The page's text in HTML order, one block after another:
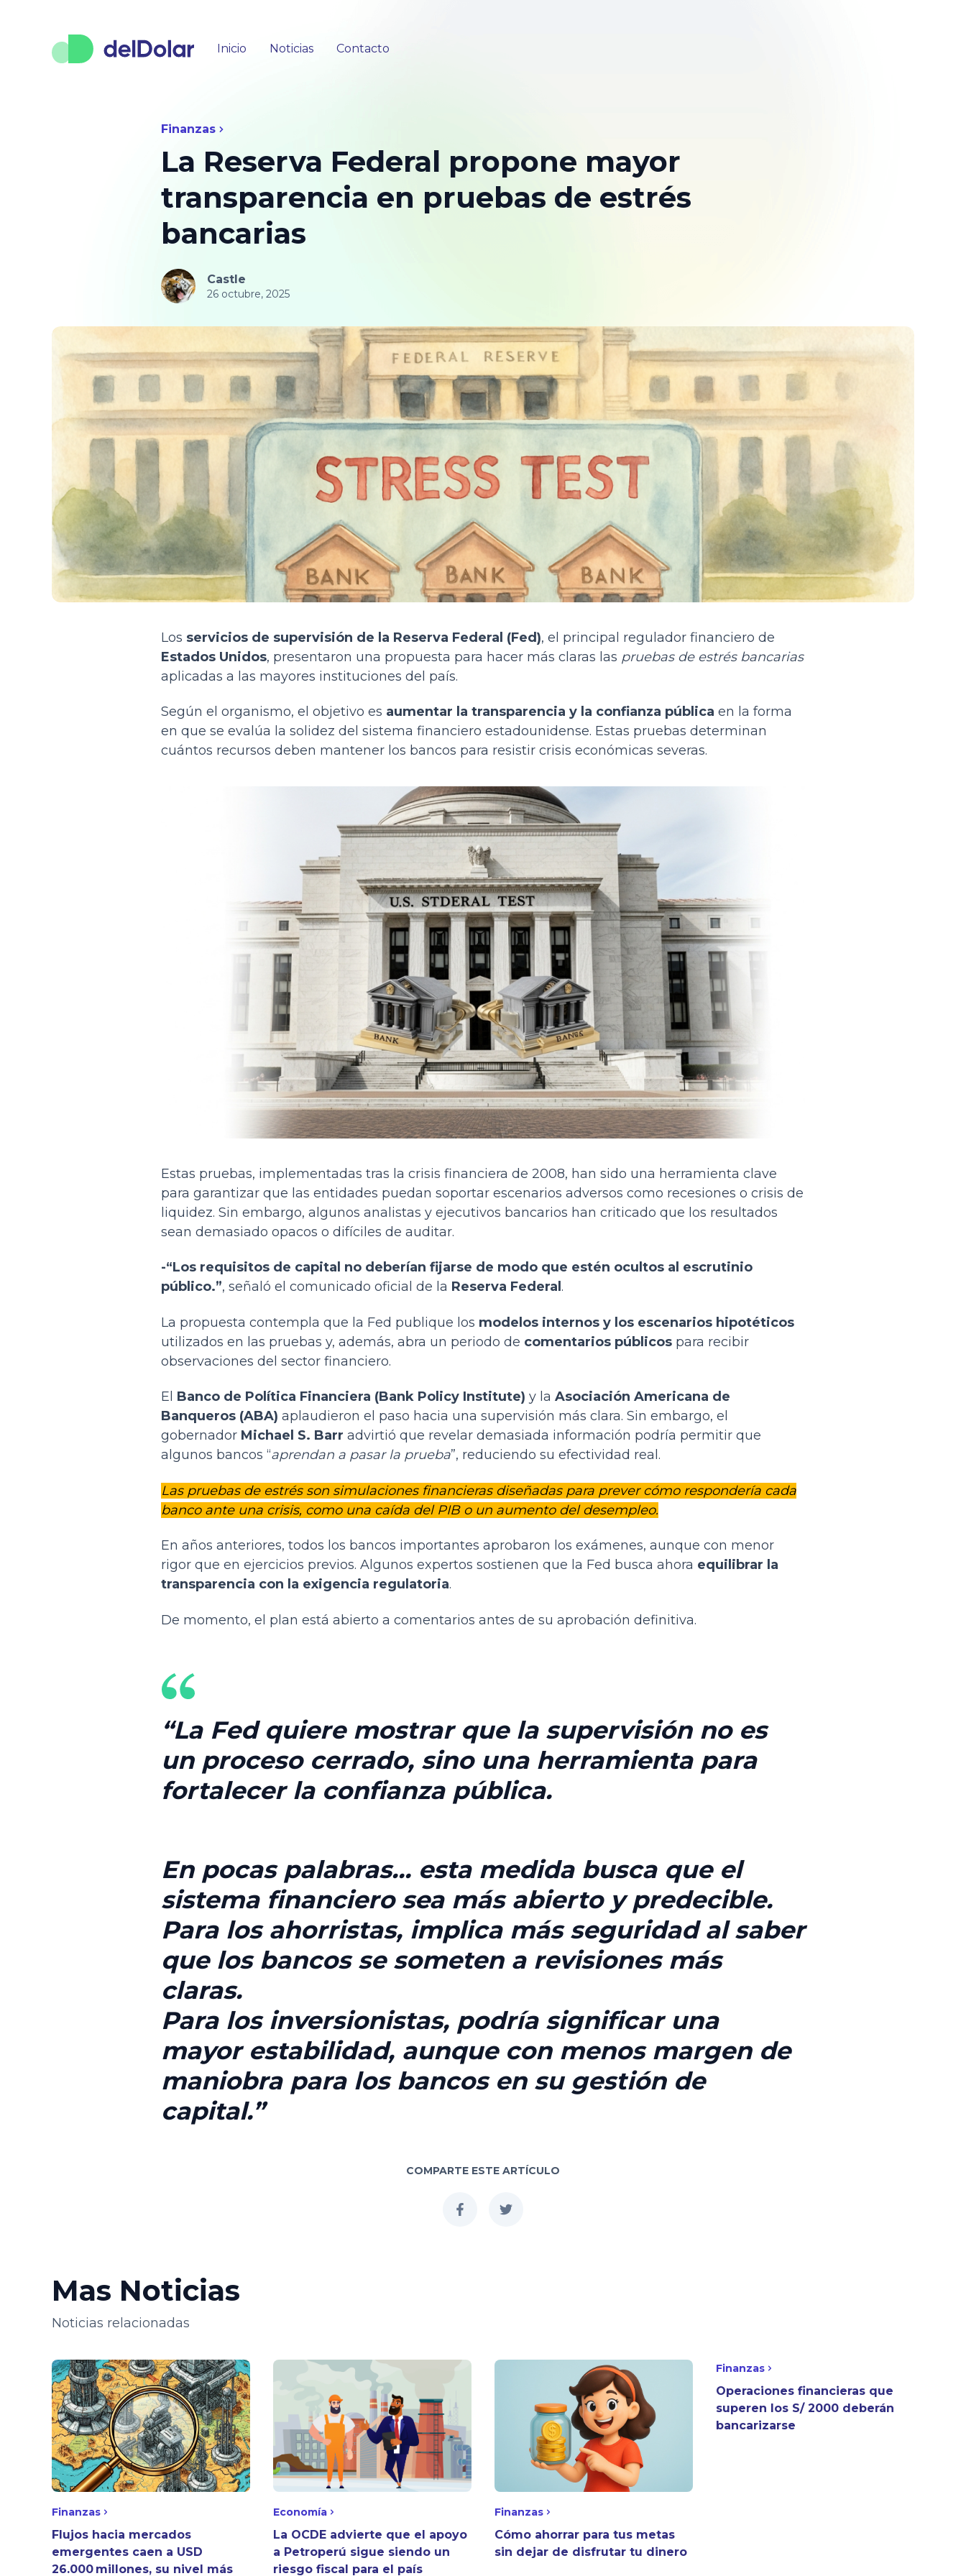
Inicio Noticias Contacto
Finanzas
La Reserva Federal propone mayor
transparencia en pruebas de estrés
bancarias
Castle
26 octubre, 2025
Los servicios de supervisión de la Reserva Federal (Fed), el principal regulador financiero de
Estados Unidos, presentaron una propuesta para hacer más claras las pruebas de estrés bancarias
aplicadas a las mayores instituciones del país.
Según el organismo, el objetivo es aumentar la transparencia y la confianza pública en la forma
en que se evalúa la solidez del sistema financiero estadounidense. Estas pruebas determinan
cuántos recursos deben mantener los bancos para resistir crisis económicas severas.
Estas pruebas, implementadas tras la crisis financiera de 2008, han sido una herramienta clave
para garantizar que las entidades puedan soportar escenarios adversos como recesiones o crisis de
liquidez. Sin embargo, algunos analistas y ejecutivos bancarios han criticado que los resultados
sean demasiado opacos o difíciles de auditar.
-“Los requisitos de capital no deberían fijarse de modo que estén ocultos al escrutinio
público.”, señaló el comunicado oficial de la Reserva Federal .
La propuesta contempla que la Fed publique los modelos internos y los escenarios hipotéticos
utilizados en las pruebas y, además, abra un periodo de comentarios públicos para recibir
observaciones del sector financiero.
El Banco de Política Financiera (Bank Policy Institute) y la Asociación Americana de
Banqueros (ABA) aplaudieron el paso hacia una supervisión más clara. Sin embargo, el
gobernador Michael S. Barr advirtió que revelar demasiada información podría permitir que
algunos bancos “aprendan a pasar la prueba”, reduciendo su efectividad real.
Las pruebas de estrés son simulaciones financieras diseñadas para prever cómo respondería cada
banco ante una crisis, como una caída del PIB o un aumento del desempleo.
En años anteriores, todos los bancos importantes aprobaron los exámenes, aunque con menor
rigor que en ejercicios previos. Algunos expertos sostienen que la Fed busca ahora equilibrar la
transparencia con la exigencia regulatoria.
De momento, el plan está abierto a comentarios antes de su aprobación definitiva.
La Fed quiere mostrar que la supervisión no es
un proceso cerrado, sino una herramienta para
fortalecer la confianza pública.
En pocas palabras… esta medida busca que el
sistema financiero sea más abierto y predecible.
Para los ahorristas, implica más seguridad al saber
que los bancos se someten a revisiones más
claras.
Para los inversionistas, podría significar una
mayor estabilidad, aunque con menos margen de
maniobra para los bancos en su gestión de
capital.
COMPARTE ESTE ARTÍCULO
facebooktwitter
Mas Noticias
Noticias relacionadas
Finanzas
Flujos hacia mercados
emergentes caen a USD
26.000 millones, su nivel más
Economía
La OCDE advierte que el apoyo
a Petroperú sigue siendo un
riesgo fiscal para el país
Finanzas
Cómo ahorrar para tus metas
sin dejar de disfrutar tu dinero
Finanzas
Operaciones financieras que
superen los S/ 2000 deberán
bancarizarse